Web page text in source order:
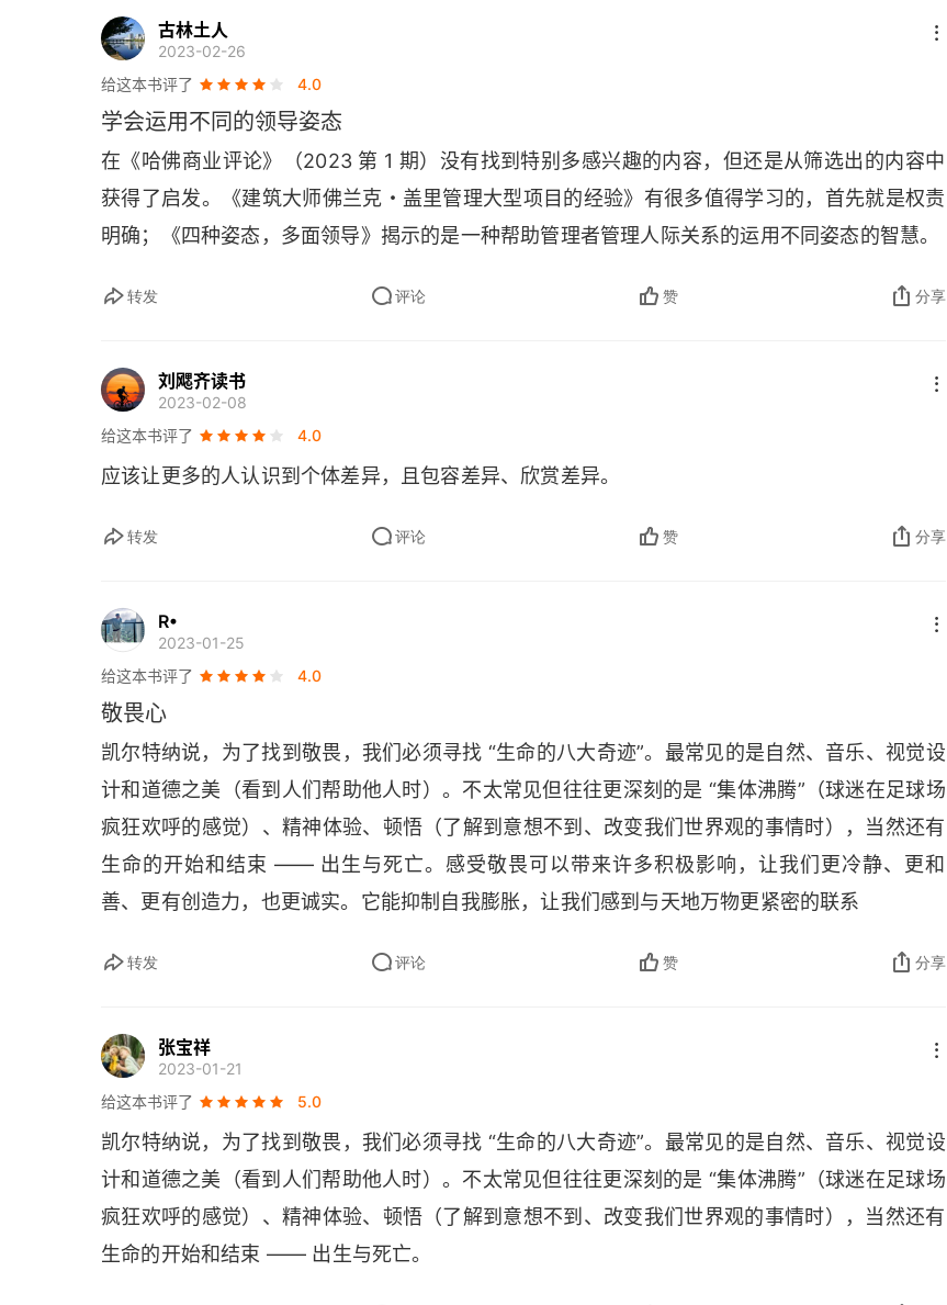
分配。本世纪初，我国的沈阳市有 60 万人遭遇下岗。后来通过国内政策调整，这 60 万人又陆
续上岗，城市也引进了宝马等知名品牌。现在，华晨宝马贡献了沈阳市三分之一的财政收入。政
府需要通过积极运作让原本在全球化中受损的地区能跟上经济发展的步伐。在这方面，中国积累
了很多经验。李稻葵清华大学中国经济思想与实践研究院院长中国企业的竞争力，除了成本低、
市场大这两个优势外，还有一个优势常常被忽略，即中国企业的速度快、效率高。以上说的三个
条件，中国都是有优势的。这意味着，中国很有可能会引领新一轮的全球化。
古林土人
2023-02-26
给这本书评了
4.0
学会运用不同的领导姿态
在《哈佛商业评论》（2023 第 1 期）没有找到特别多感兴趣的内容，但还是从筛选出的内容中
获得了启发。《建筑大师佛兰克・盖里管理大型项目的经验》有很多值得学习的，首先就是权责
明确；《四种姿态，多面领导》揭示的是一种帮助管理者管理人际关系的运用不同姿态的智慧。
转发 评论 赞 分享
刘飔齐读书
2023-02-08
给这本书评了
4.0
应该让更多的人认识到个体差异，且包容差异、欣赏差异。
转发 评论 赞 分享
R•
2023-01-25
给这本书评了
4.0
敬畏心
凯尔特纳说，为了找到敬畏，我们必须寻找 “生命的八大奇迹”。最常见的是自然、音乐、视觉设
计和道德之美（看到人们帮助他人时）。不太常见但往往更深刻的是 “集体沸腾”（球迷在足球场
疯狂欢呼的感觉）、精神体验、顿悟（了解到意想不到、改变我们世界观的事情时），当然还有
生命的开始和结束 —— 出生与死亡。感受敬畏可以带来许多积极影响，让我们更冷静、更和
善、更有创造力，也更诚实。它能抑制自我膨胀，让我们感到与天地万物更紧密的联系
转发 评论 赞 分享
张宝祥
2023-01-21
给这本书评了
5.0
凯尔特纳说，为了找到敬畏，我们必须寻找 “生命的八大奇迹”。最常见的是自然、音乐、视觉设
计和道德之美（看到人们帮助他人时）。不太常见但往往更深刻的是 “集体沸腾”（球迷在足球场
疯狂欢呼的感觉）、精神体验、顿悟（了解到意想不到、改变我们世界观的事情时），当然还有
生命的开始和结束 —— 出生与死亡。